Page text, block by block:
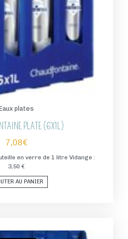
plates
PLATE (6X1L)
7,08€
en verre de 1 litre Vidange :
3,50 €
AU PANIER